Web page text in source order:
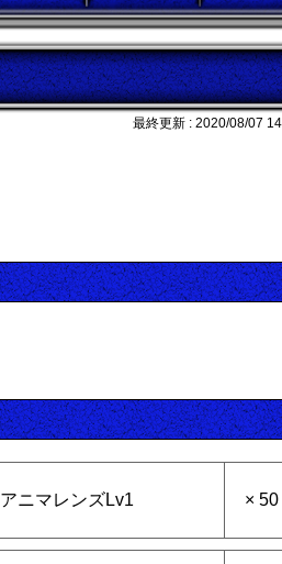
最終更新 : 2020/08/07
アニマレンズLv1 × 50